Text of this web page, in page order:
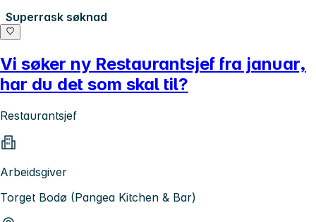
Superrask søknad
Vi søker ny Restaurantsjef fra januar,
har du det som skal til?
Restaurantsjef
Arbeidsgiver
Torget Bodø (Pangea Kitchen & Bar)